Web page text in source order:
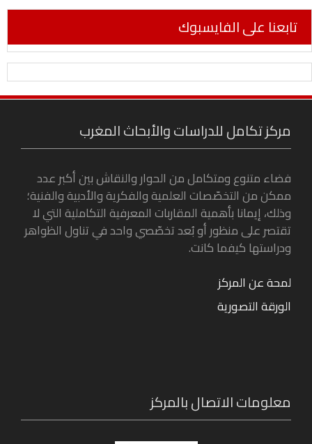
تابعنا على الفايسبوك
مركز تكامل للدراسات والأبحاث المغرب
فضاء متنوع ومتكامل من الحوار والنقاش بين أكبر عدد
ممكن من التخصّصات العلمية والفكرية والأدبية والفنية؛
وذلك، إيمانا بأهمية المقاربات المعرفية التكاملية التي لا
تقتصر على منظور أو بُعد تخصّصي واحد في تناول الظواهر
ودراستها كيفما كانت.
لمحة عن المركز
الورقة التصورية
معلومات الاتصال بالمركز